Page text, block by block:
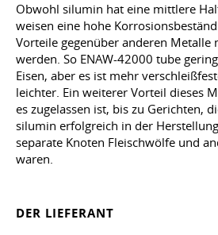
Obwohl silumin hat eine mittlere
weisen eine hohe
Vorteile gegenüber anderen Metalle
werden. So ENAW-42000 tube
Eisen, aber es ist mehr
leichter. Ein weiterer Vorteil dieses
es zugelassen ist, bis zu Gerichten,
silumin erfolgreich in der
separate Knoten Fleischwölfe und
waren.
DER LIEFERANT